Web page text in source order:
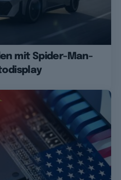
mit Spider-Man-